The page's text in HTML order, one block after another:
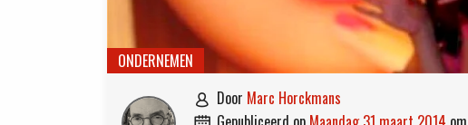
ONDERNEMEN
 door Marc Horckmans